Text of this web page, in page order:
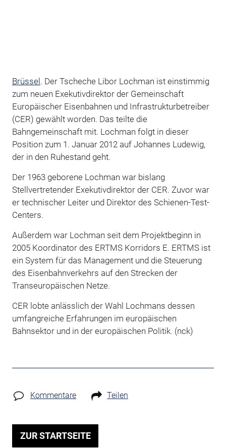
Brüssel . Der Tscheche Libor Lochman ist einstimmig
zum neuen Exekutivdirektor der Gemeinschaft
Europäischer Eisenbahnen und Infrastrukturbetreiber
(CER) gewählt worden. Das teilte die
Bahngemeinschaft mit. Lochman folgt in dieser
Position zum 1. Januar 2012 auf Johannes Ludewig,
der in den Ruhestand geht.
Der 1963 geborene Lochman war bislang
Stellvertretender Exekutivdirektor der CER. Zuvor war
er technischer Leiter und Direktor des Schienen-Test-
Centers.
Außerdem war Lochman seit dem Projektbeginn in
2005 Koordinator des ERTMS Korridors E. ERTMS ist
ein System für das Management und die Steuerung
des Eisenbahnverkehrs auf den Strecken der
Transeuropäischen Netze.
CER lobte anlässlich der Wahl Lochmans dessen
umfangreiche Erfahrungen im europäischen
Bahnsektor und in der europäischen Politik. (nck)
Kommentare Teilen
ZUR STARTSEITE